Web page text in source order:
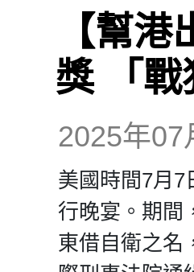
【幫
獎 「戰
2025年07
美國時間7月7
行晚宴。期間
東借自衛之名